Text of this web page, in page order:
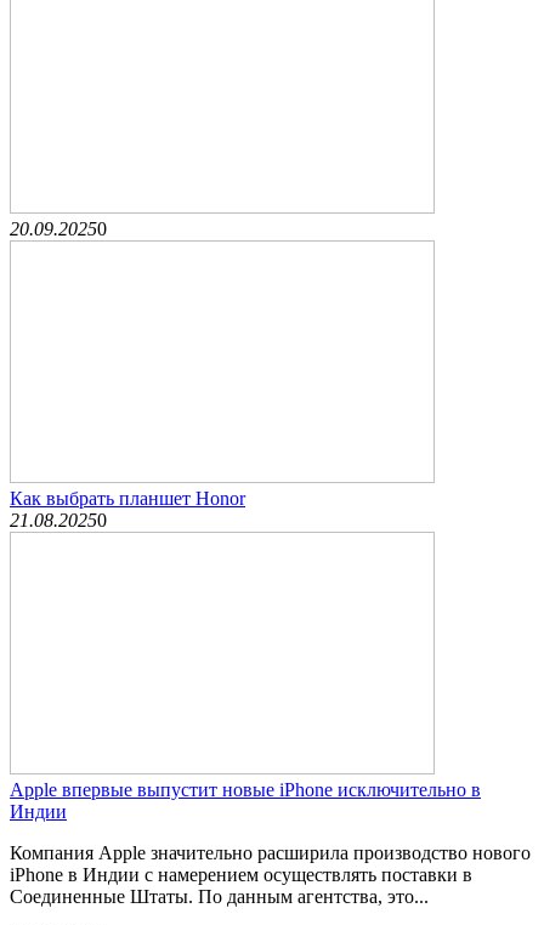
20.09.20250
Как выбрать планшет Honor
21.08.20250
Apple впервые выпустит новые iPhone исключительно в
Индии
Компания Apple значительно расширила производство нового
iPhone в Индии с намерением осуществлять поставки в
Соединенные Штаты. По данным агентства, это...